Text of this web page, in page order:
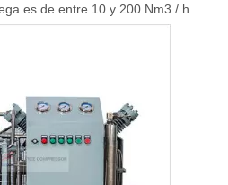
es de entre 10 y 200 Nm3 / h.